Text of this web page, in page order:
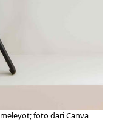
foto dari Canva